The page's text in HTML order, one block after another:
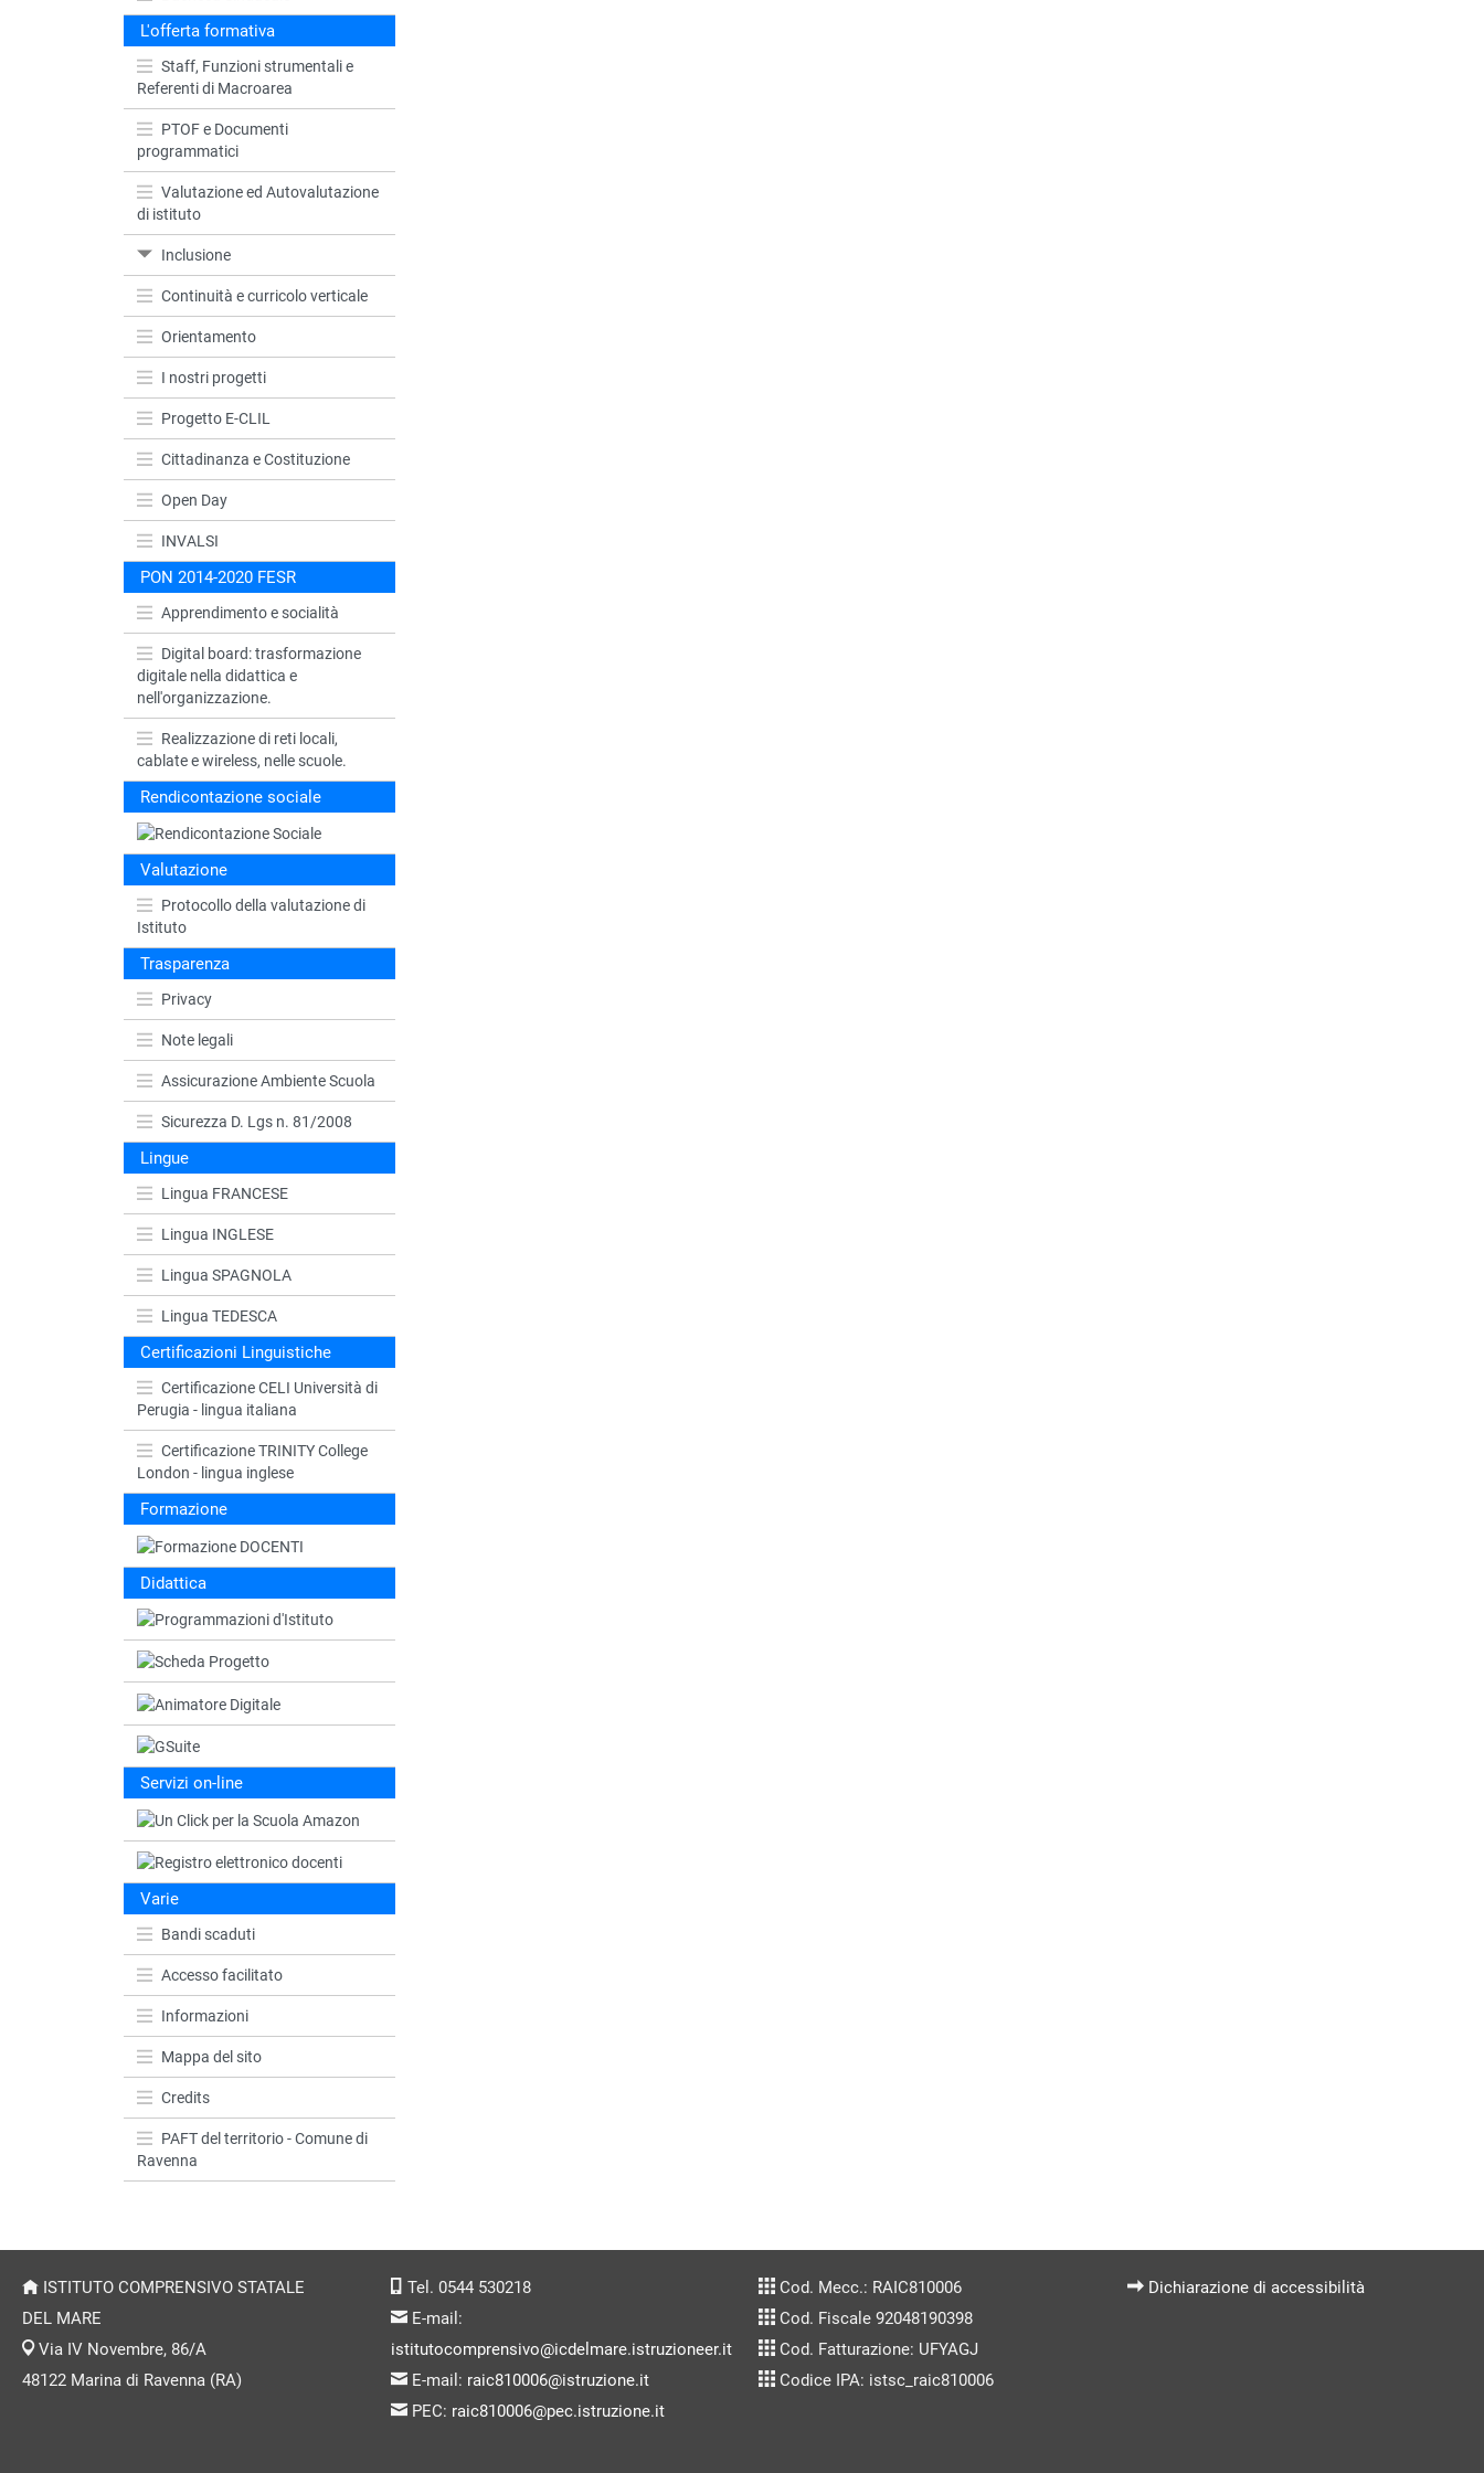
L'offerta formativa
Staff, Funzioni strumentali e
Referenti di Macroarea
PTOF e Documenti
programmatici
Valutazione ed Autovalutazione
di istituto
Inclusione
Continuità e curricolo verticale
Orientamento
I nostri progetti
Progetto E-CLIL
Cittadinanza e Costituzione
Open Day
INVALSI
PON 2014-2020 FESR
Apprendimento e socialità
Digital board: trasformazione
digitale nella didattica e
nell'organizzazione.
Realizzazione di reti locali,
cablate e wireless, nelle scuole.
Rendicontazione sociale
Valutazione
Protocollo della valutazione di
Istituto
Trasparenza
Privacy
Note legali
Assicurazione Ambiente Scuola
Sicurezza D. Lgs n. 81/2008
Lingue
Lingua FRANCESE
Lingua INGLESE
Lingua SPAGNOLA
Lingua TEDESCA
Certificazioni Linguistiche
Certificazione CELI Università di
Perugia - lingua italiana
Certificazione TRINITY College
London - lingua inglese
Formazione
Didattica
Servizi on-line
Varie
Bandi scaduti
Accesso facilitato
Informazioni
Mappa del sito
Credits
PAFT del territorio - Comune di
Ravenna
ISTITUTO COMPRENSIVO STATALE
DEL MARE
Via IV Novembre, 86/A
48122 Marina di Ravenna (RA)
Tel. 0544 530218
E-mail:
istitutocomprensivo@icdelmare.istruzioneer.it
E-mail: raic810006@istruzione.it
PEC: raic810006@pec.istruzione.it
Cod. Mecc.: RAIC810006
Cod. Fiscale 92048190398
Cod. Fatturazione: UFYAGJ
Codice IPA: istsc_raic810006
Dichiarazione di accessibilità